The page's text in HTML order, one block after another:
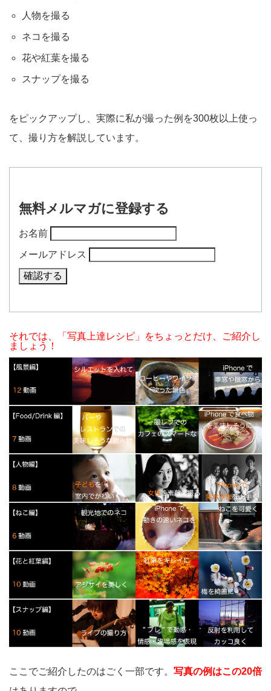
人物を撮る
ネコを撮る
花や紅葉を撮る
スナップを撮る
をピックアップし、実際に私が撮った例を300枚以上使っ
て、撮り方を解説しています。
無料メルマガに登録する
お名前
メールアドレス
それでは、「写真上達レシピ」をちょっとだけ、ご紹介し
ましょう！
ここでご紹介したのはごく一部です。 写真の例はこの20倍